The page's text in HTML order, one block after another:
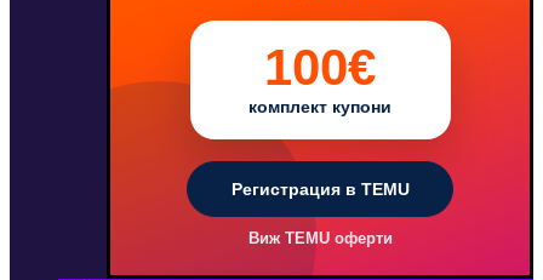
100€
комплект купони
Регистрация в TEMU
Виж TEMU оферти